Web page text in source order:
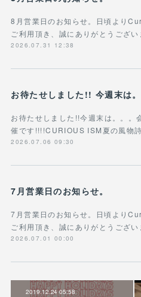
8月営業日のお知らせ。日頃より
ご利用頂き、誠にありがとうござい
2026.07.31 12:38
お待たせしました!! 今週末は。
お待たせしました!!今週末は。。。
催です!!!!CURIOUS ISM夏の風物
2026.07.06 09:30
7月営業日のお知らせ。
7月営業日のお知らせ。日頃より
ご利用頂き、誠にありがとうござい
2026.07.01 00:00
2019.12.24 05:58